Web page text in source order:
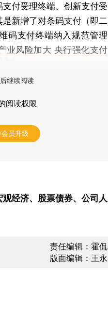
付受理终端、创新支付受
新增了对条码支付（即二
码支付终端纳入规范管理
业风险加大 央行强化支付
继续阅读
阅读权限
员升级
观经济、股票债券、公司人
责任编辑：霍侃
版面编辑：王永